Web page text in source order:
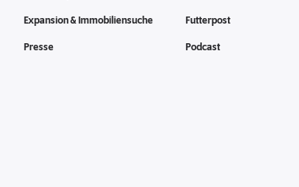
Expansion & Immobiliensuche
Presse
Futterpost
Podcast